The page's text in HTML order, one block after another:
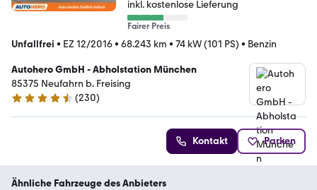
inkl. kostenlose Lieferung
Fairer Preis
Unfallfrei • EZ 12/2016• 68.243 km • 74 kW (101 PS) • Benzin
Autohero GmbH - Abholstation München
85375 Neufahrn b. Freising
4.4 Sterne
(230)
Kontakt Parken
Ähnliche Fahrzeuge des Anbieters